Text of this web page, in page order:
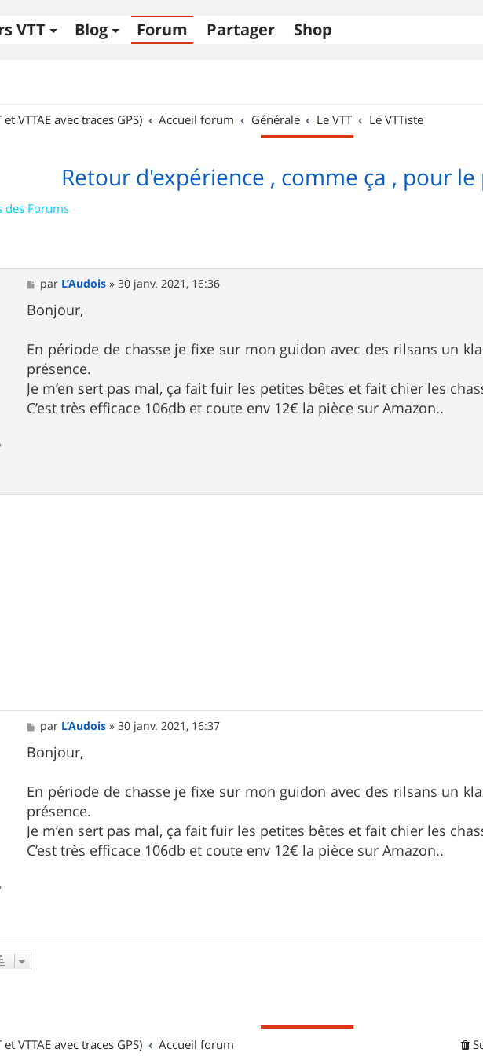
VTT Blog Forum Partager Shop
VTTAE avec traces GPS)
Accueil forum Générale Le VTT Le VTTiste
Retour d'expérience , comme ça , pour le
des Forums
M
e
s
s
g
e
par L’Audois »30 janv. 2021, 16:36
Bonjour,
En période de chasse je fixe sur mon guidon avec des rilsans un
présence.
Je m’en sert pas mal, ça fait fuir les petites bêtes et fait chier les
C’est très efficace 106db et coute env 12€ la pièce sur Amazon..
M
e
s
s
g
e
par L’Audois »30 janv. 2021, 16:37
Bonjour,
En période de chasse je fixe sur mon guidon avec des rilsans un
présence.
Je m’en sert pas mal, ça fait fuir les petites bêtes et fait chier les
C’est très efficace 106db et coute env 12€ la pièce sur Amazon..
VTTAE avec traces GPS) Accueil forum